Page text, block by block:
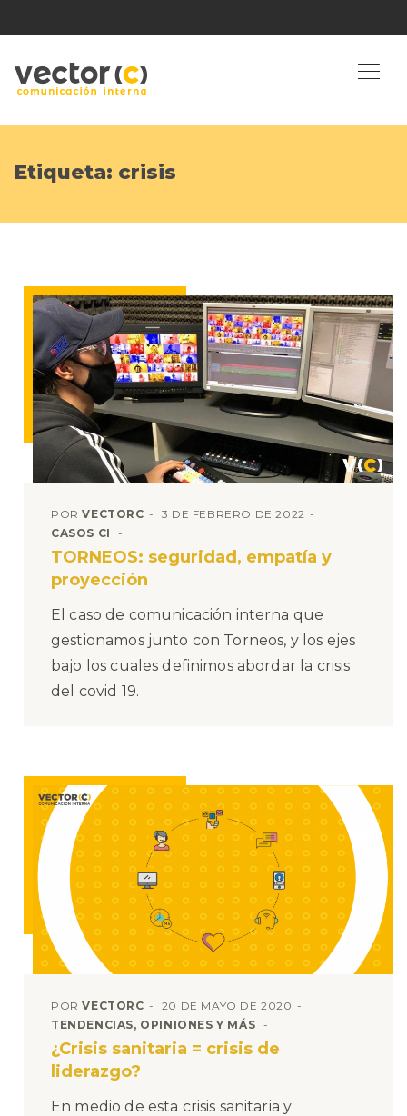
Etiqueta: crisis
PORVECTORC
3 DE FEBRERO DE 2022
CASOS CI
TORNEOS: seguridad, empatía y
proyección
El caso de comunicación interna que
gestionamos junto con Torneos, y los ejes
bajo los cuales definimos abordar la crisis
del covid 19.
PORVECTORC
20 DE MAYO DE 2020
TENDENCIAS, OPINIONES Y MÁS
¿Crisis sanitaria = crisis de
liderazgo?
En medio de esta crisis sanitaria y